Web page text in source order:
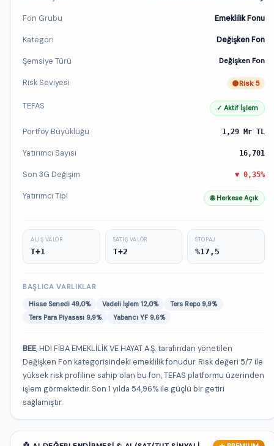
Fon Grubu Emeklilik Fonu
Kategori Değişken Fon
Şemsiye Türü Değişken Fon
Risk Seviyesi Risk 5
TEFAS ✓ Aktif İşlem
Portföy Büyüklüğü 1,29 Mr TL
Yatırımcı Sayısı 16,701
Son 3G Değişim ▼ 0,35%
Yatırımcı Tipi 🌐 Herkese Açık
ALIŞ VALÖR
T+1
SATIŞ VALÖR
T+2
STOPAJ
%17,5
BAŞLICA VARLIKLAR
Hisse Senedi 49,0% Vadeli İşlem 12,0%
Ters Repo 9,9%
Ters Para Piyasası 9,9%
Yabancı YF 9,6%
BEE, HDI FİBA EMEKLİLİK VE HAYAT A.Ş. tarafından yönetilen
Değişken Fon kategorisindeki emeklilik fonudur. Risk değeri 5/7 ile
yüksek risk profiline sahip olan bu fon, TEFAS platformu üzerinden
işlem görmektedir. Son 1 yılda 54,96% ile güçlü bir getiri
sağlamıştır.